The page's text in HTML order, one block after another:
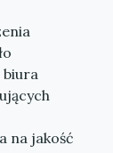
biura
na jakość